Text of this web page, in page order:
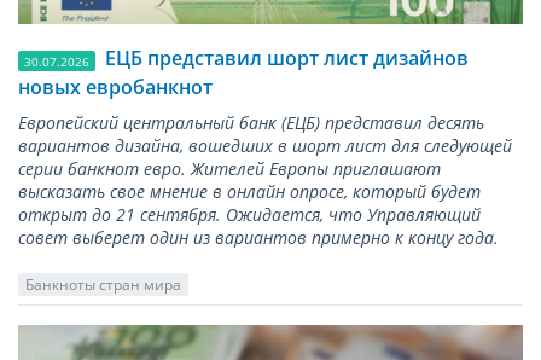
30.07.2026
ЕЦБ представил шорт лист дизайнов
новых евробанкнот
Европейский центральный банк (ЕЦБ) представил десять
вариантов дизайна, вошедших в шорт лист для следующей
серии банкнот евро. Жителей Европы приглашают
высказать свое мнение в онлайн опросе, который будет
открыт до 21 сентября. Ожидается, что Управляющий
совет выберет один из вариантов примерно к концу года.
Банкноты стран мира